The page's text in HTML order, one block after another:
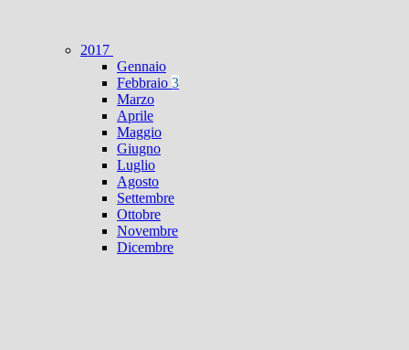
2017
Gennaio
Febbraio 3
Marzo
Aprile
Maggio
Giugno
Luglio
Agosto
Settembre
Ottobre
Novembre
Dicembre